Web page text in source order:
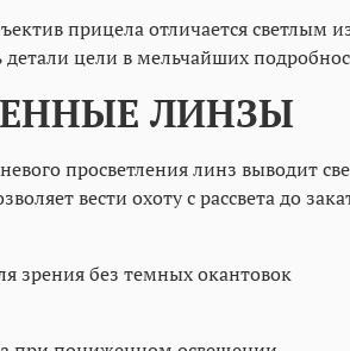
прицела отличается светлым
детали цели в мельчайших
ЛИНЗЫ
просветления линз выводит
вести охоту с рассвета до
зрения без темных окантовок